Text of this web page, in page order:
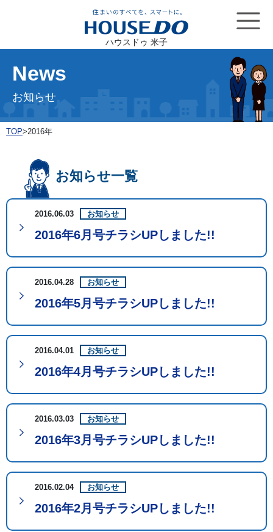
ハウスドゥ 米子
News
お知らせ
TOP>2016年
お知らせ一覧
2016.06.03 お知らせ
2016年6月号チラシUPしました!!
2016.04.28 お知らせ
2016年5月号チラシUPしました!!
2016.04.01 お知らせ
2016年4月号チラシUPしました!!
2016.03.03 お知らせ
2016年3月号チラシUPしました!!
2016.02.04 お知らせ
2016年2月号チラシUPしました!!